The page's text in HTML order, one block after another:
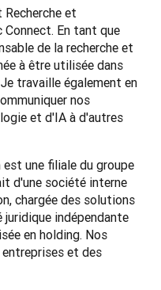
et
Connect. En tant que
de la recherche et
à être utilisée dans
travaille également en
nos
et d'IA à d'autres
une filiale du groupe
d'une société interne
chargée des solutions
juridique indépendante
en holding. Nos
et des